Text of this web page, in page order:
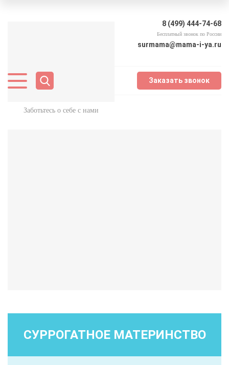
Заботьтесь о себе с нами
8 (499) 444-74-68
Бесплатный звонок по России
surmama@mama-i-ya.ru
Заказать звонок
СУРРОГАТНОЕ МАТЕРИНСТВО